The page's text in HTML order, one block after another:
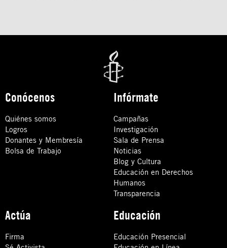
Conócenos
Quiénes somos
Logros
Donantes y Membresía
Bolsa de Trabajo
Infórmate
Campañas
Investigación
Sala de Prensa
Noticias
Blog y Cultura
Educación en Derechos
Humanos
Transparencia
Actúa
Firma
Educación
Educación Presencial